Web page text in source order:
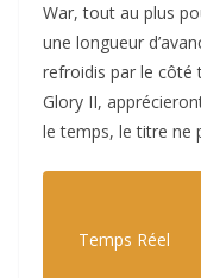
War, tout au plus
une longueur
refroidis par le côté
Glory II,
le temps, le titre ne
Temps Réel